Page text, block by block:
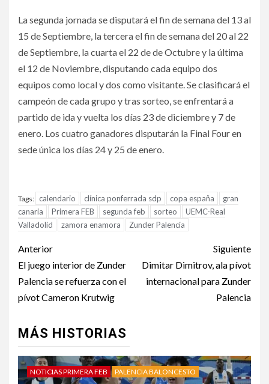
La segunda jornada se disputará el fin de semana del 13 al
15 de Septiembre, la tercera el fin de semana del 20 al 22
de Septiembre, la cuarta el 22 de de Octubre y la última
el 12 de Noviembre, disputando cada equipo dos
equipos como local y dos como visitante. Se clasificará el
campeón de cada grupo y tras sorteo, se enfrentará a
partido de ida y vuelta los días 23 de diciembre y 7 de
enero. Los cuatro ganadores disputarán la Final Four en
sede única los días 24 y 25 de enero.
Tags: calendario clínica ponferrada sdp copa españa
gran
canaria
Primera FEB segunda feb sorteo
UEMC-Real
Valladolid
zamora enamora Zunder Palencia
Anterior
El juego interior de Zunder
Palencia se refuerza con el
pívot Cameron Krutwig
Siguiente
Dimitar Dimitrov, ala pívot
internacional para Zunder
Palencia
MÁS HISTORIAS
NOTICIAS PRIMERA FEB PALENCIA BALONCESTO